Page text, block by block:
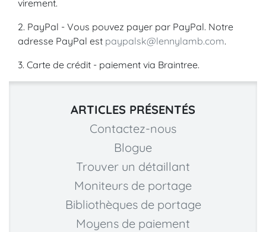
virement.
2. PayPal - Vous pouvez payer par PayPal. Notre
adresse PayPal est paypalsk@lennylamb.com.
3. Carte de crédit - paiement via Braintree.
ARTICLES PRÉSENTÉS
Contactez-nous
Blogue
Trouver un détaillant
Moniteurs de portage
Bibliothèques de portage
Moyens de paiement